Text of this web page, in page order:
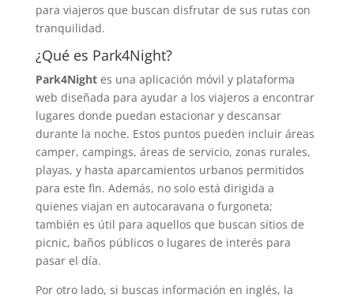
para viajeros que buscan disfrutar de sus rutas con
tranquilidad.
¿Qué es Park4Night?
Park4Nightes una aplicación móvil y plataforma
web diseñada para ayudar a los viajeros a encontrar
lugares donde puedan estacionar y descansar
durante la noche. Estos puntos pueden incluir áreas
camper, campings, áreas de servicio, zonas rurales,
playas, y hasta aparcamientos urbanos permitidos
para este fin. Además, no solo está dirigida a
quienes viajan en autocaravana o furgoneta;
también es útil para aquellos que buscan sitios de
picnic, baños públicos o lugares de interés para
pasar el día.
Por otro lado, si buscas información en inglés, la